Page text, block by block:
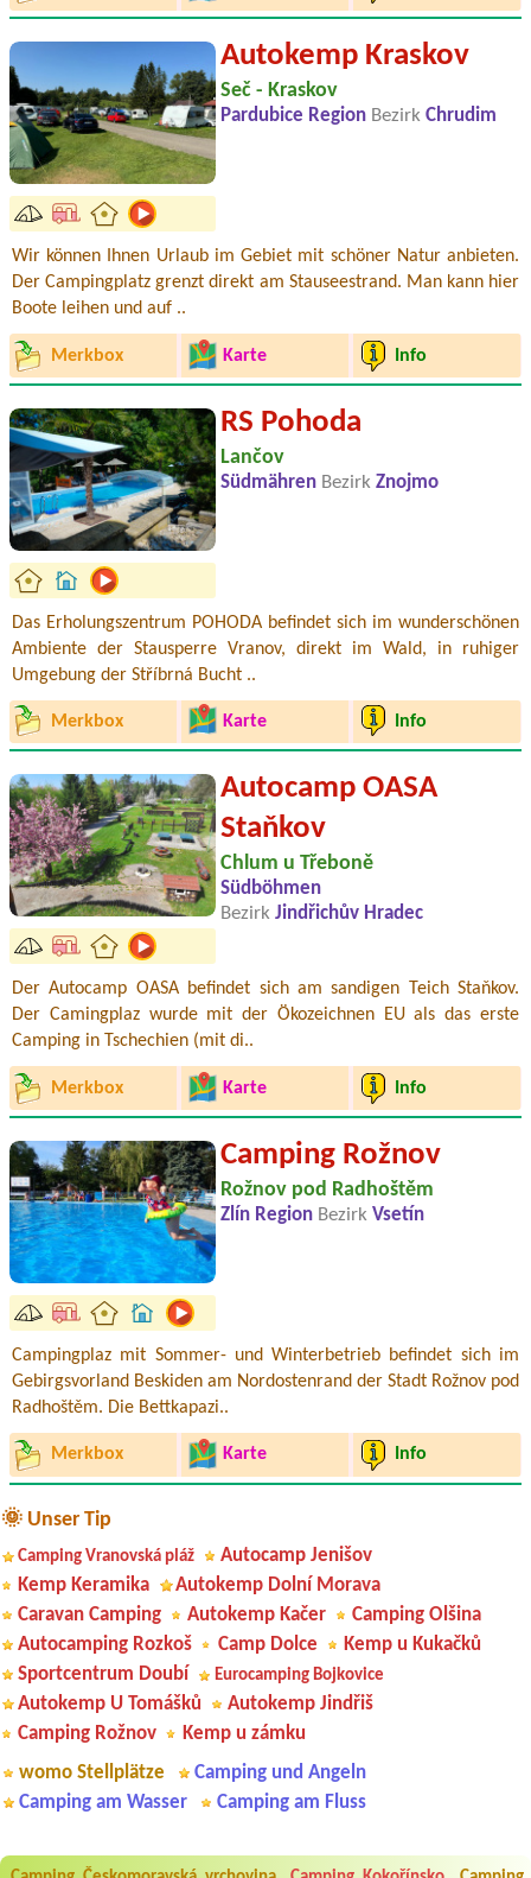
Autokemp Kraskov
Seč - Kraskov
Pardubice Region Bezirk Chrudim
Wir können Ihnen Urlaub im Gebiet mit schöner Natur anbieten.
Der Campingplatz grenzt direkt am Stauseestrand. Man kann hier
Boote leihen und auf ..
Merkbox Karte Info
RS Pohoda
Lančov
Südmähren Bezirk Znojmo
Das Erholungszentrum POHODA befindet sich im wunderschönen
Ambiente der Stausperre Vranov, direkt im Wald, in ruhiger
Umgebung der Stříbrná Bucht ..
Merkbox Karte Info
Autocamp OASA
Staňkov
Chlum u Třeboně
Südböhmen
Bezirk Jindřichův Hradec
Der Autocamp OASA befindet sich am sandigen Teich Staňkov.
Der Camingplaz wurde mit der Ökozeichnen EU als das erste
Camping in Tschechien (mit di..
Merkbox Karte Info
Camping Rožnov
Rožnov pod Radhoštěm
Zlín Region Bezirk Vsetín
Campingplaz mit Sommer- und Winterbetrieb befindet sich im
Gebirgsvorland Beskiden am Nordostenrand der Stadt Rožnov pod
Radhoštěm. Die Bettkapazi..
Merkbox Karte Info
🌞 Unser Tip
Camping Vranovská pláž
Autocamp Jenišov
Kemp Keramika
Autokemp Dolní Morava
Caravan Camping
Autokemp Kačer
Camping Olšina
Autocamping Rozkoš
Camp Dolce
Kemp u Kukačků
Sportcentrum Doubí
Eurocamping Bojkovice
Autokemp U Tomášků
Autokemp Jindřiš
Camping Rožnov
Kemp u zámku
womo Stellplätze
Camping und Angeln
Camping am Wasser
Camping am Fluss
V umývárně i na WC bylo vždy čisto, doplněný papír i utěrky, což při